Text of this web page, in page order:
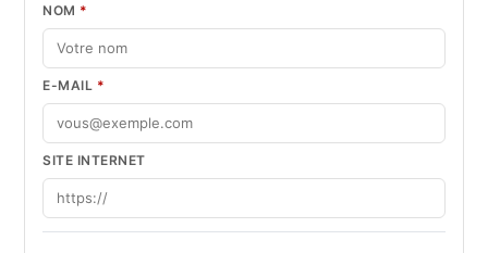
NOM *
E-MAIL *
SITE INTERNET